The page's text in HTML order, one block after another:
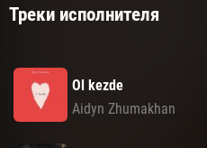
Треки исполнителя
Ol kezde
Aidyn Zhumakhan